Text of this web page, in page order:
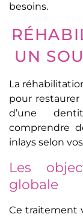
besoins.
UN
La
pour
d’une
comprendre
inlays selon
Les
globale
Ce traitement